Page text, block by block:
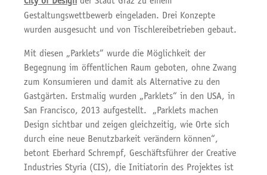
Gestaltungswettbewerb eingeladen. Drei Konzepte
wurden ausgesucht und von Tischlereibetrieben gebaut.
Mit diesen „Parklets“ wurde die Möglichkeit der
Begegnung im öffentlichen Raum geboten, ohne Zwang
zum Konsumieren und damit als Alternative zu den
Gastgärten. Erstmalig wurden „Parklets“ in den USA, in
San Francisco, 2013 aufgestellt. „Parklets machen
Design sichtbar und zeigen gleichzeitig, wie Orte sich
durch eine neue Benutzbarkeit verändern können“,
betont Eberhard Schrempf, Geschäftsführer der Creative
Industries Styria (CIS), die Initiatorin des Projektes ist